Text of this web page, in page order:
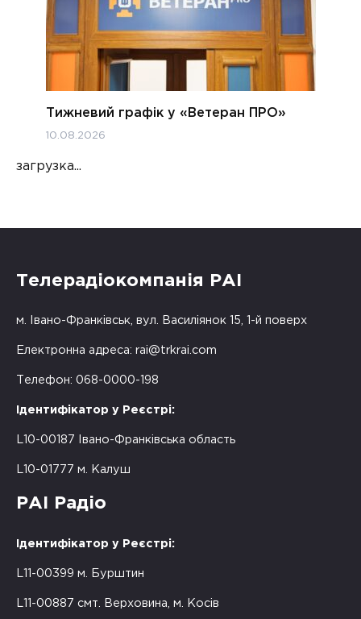
Тижневий графік у «Ветеран ПРО»
10.08.2026
загрузка...
Телерадіокомпанія РАІ
м. Івано-Франківськ, вул. Василіянок 15, 1-й поверх
Електронна адреса: rai@trkrai.com
Телефон: 068-0000-198
Ідентифікатор у Реєстрі:
L10-00187 Івано-Франківська область
L10-01777 м. Калуш
РАІ Радіо
Ідентифікатор у Реєстрі:
L11-00399 м. Бурштин
L11-00887 смт. Верховина, м. Косів